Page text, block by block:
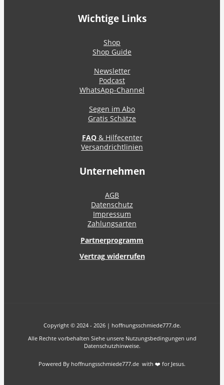
Wichtige Links
Shop
Shop Guide
Newsletter
Podcast
WhatsApp-Channel
Segen im Abo
Gratis Schätze
FAQ& Hilfecenter
Versandrichtlinien
Unternehmen
AGB
Datenschutz
Impressum
Zahlungsarten
Partnerprogramm
Vertrag widerrufen
Copyright © 2024 - 2026 | hoffnungsschmiede777.de.
Alle Rechte vorbehalten Siehe unsere Nutzungsbedingungen und
Datenschutzhinweise.
Powered By hoffnungsschmiede777.de with ❤️ for Jesus.